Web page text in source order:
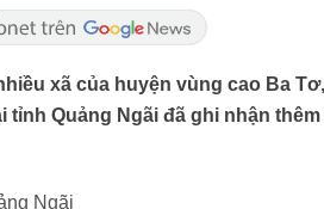
xã của huyện vùng cao Ba
tỉnh Quảng Ngãi đã ghi nhận
Ngãi